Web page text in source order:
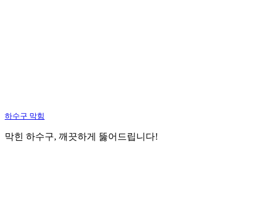
하수구 막힘
막힌 하수구, 깨끗하게 뚫어드립니다!